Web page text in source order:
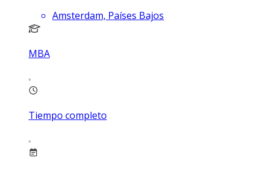
Amsterdam, Países Bajos
MBA
Tiempo completo